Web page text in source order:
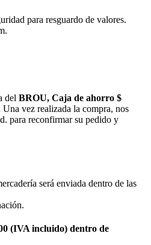
para resguardo de valores.
del BROU, Caja de ahorro $
Una vez realizada la compra, nos
para reconfirmar su pedido y
será enviada dentro de las
(IVA incluido) dentro de